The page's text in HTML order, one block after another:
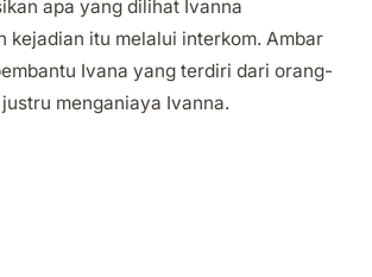
apa yang dilihat Ivanna
kejadian itu melalui interkom. Ambar
Ivana yang terdiri dari orang-
menganiaya Ivanna.